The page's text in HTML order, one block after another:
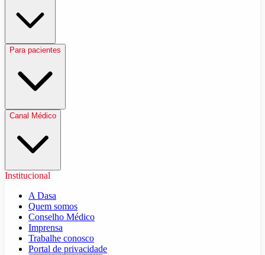
Para pacientes
Canal Médico
Institucional
A Dasa
Quem somos
Conselho Médico
Imprensa
Trabalhe conosco
Portal de privacidade